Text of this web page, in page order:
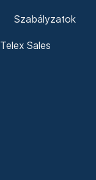
Szabályzatok
Telex Sales